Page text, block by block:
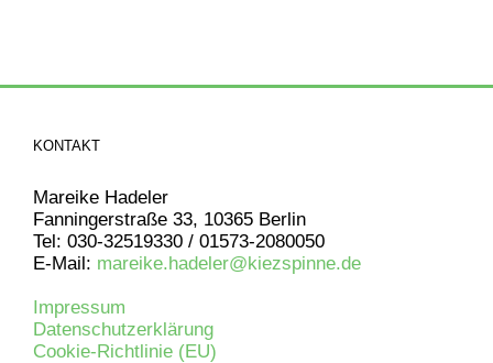
KONTAKT
Mareike Hadeler
Fanningerstraße 33, 10365 Berlin
Tel: 030-32519330 / 01573-2080050
E-Mail: mareike.hadeler@kiezspinne.de
Impressum
Datenschutzerklärung
Cookie-Richtlinie (EU)